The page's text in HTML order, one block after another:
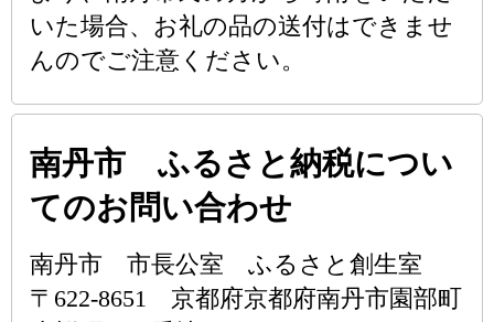
いた場合、お礼の品の送付はできませ
んのでご注意ください。
南丹市 ふるさと納税につい
てのお問い合わせ
南丹市 市長公室 ふるさと創生室
〒622-8651 京都府京都府南丹市園部町